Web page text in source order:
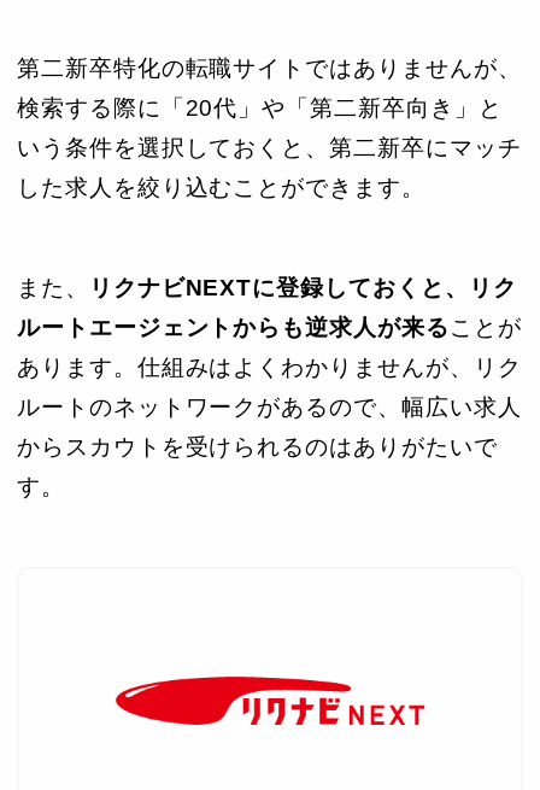
第二新卒特化の転職サイトではありませんが、
検索する際に「20代」や「第二新卒向き」と
いう条件を選択しておくと、第二新卒にマッチ
した求人を絞り込むことができます。
また、
リクナビNEXTに登録しておくと、リク
ルートエージェントからも逆求人が来ることが
あります。仕組みはよくわかりませんが、リク
ルートのネットワークがあるので、幅広い求人
からスカウトを受けられるのはありがたいで
す。